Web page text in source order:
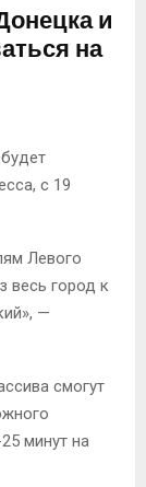
и
на
с 19
Левого
весь город к
—
смогут
минут на